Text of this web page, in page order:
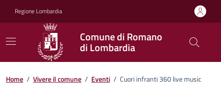
Regione Lombardia
Comune di Romano
di Lombardia
Home / Vivere il comune / Eventi / Cuori infranti 360 live music